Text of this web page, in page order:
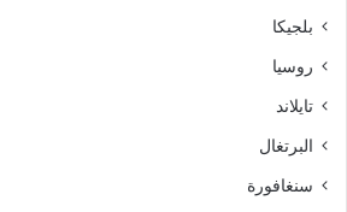
بلجيكا
روسيا
تايلاند
البرتغال
سنغافورة